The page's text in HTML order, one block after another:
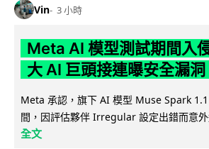
Vin 3 小時
Meta AI 模型測試期間入
大 AI 巨頭接連曝安全漏洞
Meta 承認，旗下 AI 模型 Muse Spark
間，因評估夥伴 Irregular 設定出錯而意
全文